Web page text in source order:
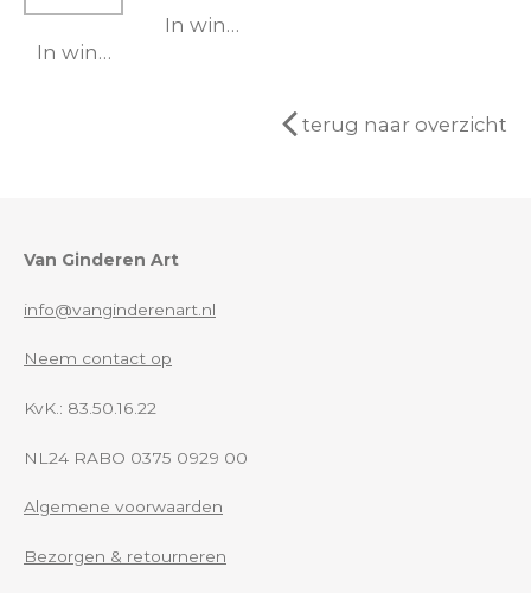
In winkelwagen
In winkelwagen
terug naar overzicht
Van Ginderen Art
info@vanginderenart.nl
Neem contact op
KvK.: 83.50.16.22
NL24 RABO 0375 0929 00
Algemene voorwaarden
Bezorgen & retourneren